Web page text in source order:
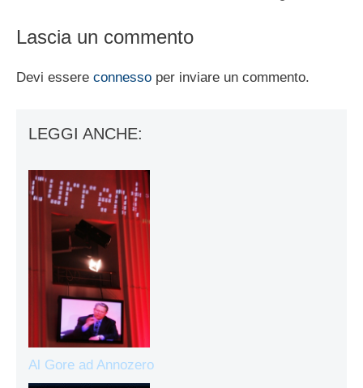
Lascia un commento
Devi essere connesso per inviare un commento.
LEGGI ANCHE:
Al Gore ad Annozero